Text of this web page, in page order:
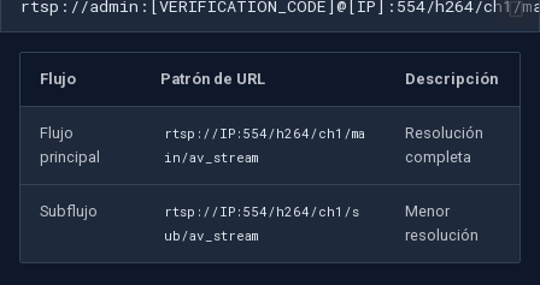
Flujo Patrón de URL Descripción
Flujo
principal
rtsp://IP:554/h264/ch1/ma
in/av_stream
Resolución
completa
Subflujo
rtsp://IP:554/h264/ch1/s
ub/av_stream
Menor
resolución